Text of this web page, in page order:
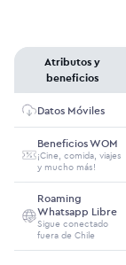
Atributos y
beneficios
Datos Móviles
Beneficios WOM
¡Cine, comida, viajes
y mucho más!
Roaming
Whatsapp Libre
Sigue conectado
fuera de Chile